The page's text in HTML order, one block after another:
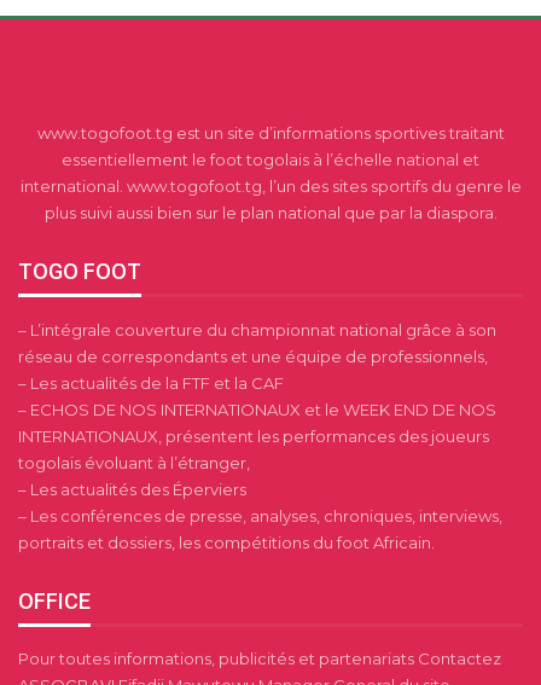
www.togofoot.tg est un site d’informations sportives traitant
essentiellement le foot togolais à l’échelle national et
international. www.togofoot.tg, l’un des sites sportifs du genre le
plus suivi aussi bien sur le plan national que par la diaspora.
TOGO FOOT
– L’intégrale couverture du championnat national grâce à son
réseau de correspondants et une équipe de professionnels,
– Les actualités de la FTF et la CAF
– ECHOS DE NOS INTERNATIONAUX et le WEEK END DE NOS
INTERNATIONAUX, présentent les performances des joueurs
togolais évoluant à l’étranger,
– Les actualités des Éperviers
– Les conférences de presse, analyses, chroniques, interviews,
portraits et dossiers, les compétitions du foot Africain.
OFFICE
Pour toutes informations, publicités et partenariats Contactez